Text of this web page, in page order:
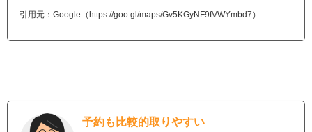
引用元：Google（https://goo.gl/maps/Gv5KGyNF9fVWYmbd7）
予約も比較的取りやすい